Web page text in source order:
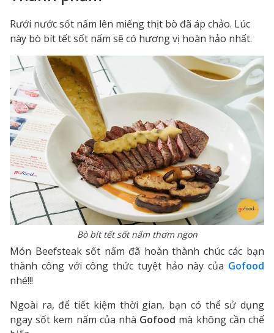
Rưới nước sốt nấm lên miếng thịt bò đã áp chảo. Lúc
này bò bít tết sốt nấm sẽ có hương vị hoàn hảo nhất.
Bò bít tết sốt nấm thơm ngon
Món Beefsteak sốt nấm đã hoàn thành chúc các bạn
thành công với công thức tuyệt hảo này của Gofood
nhé!!!
Ngoài ra, để tiết kiệm thời gian, bạn có thể sử dụng
ngay sốt kem nấm của nhà Gofood mà không cần chế